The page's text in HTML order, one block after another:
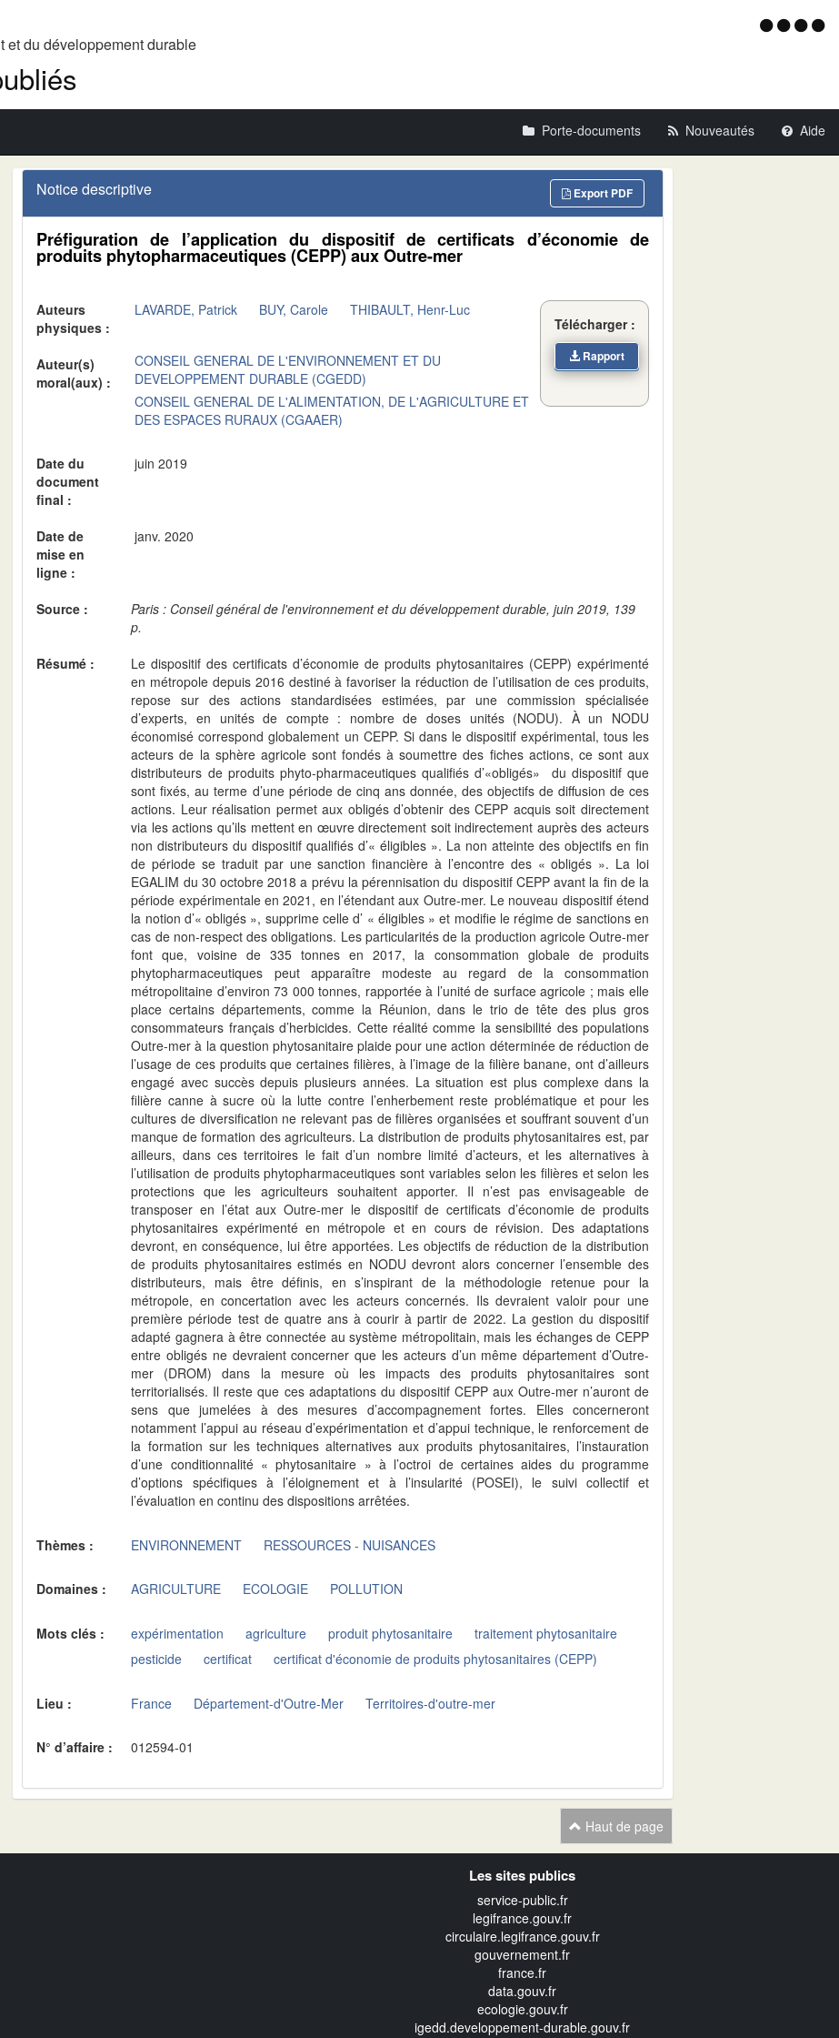
et du développement durable Menu
Porte-documents Nouveautés Aide
Notice descriptive Export PDF
Préfiguration de l’application du dispositif de certificats d’économie de
produits phytopharmaceutiques (CEPP) aux Outre-mer
Auteurs
physiques :
LAVARDE, Patrick BUY, Carole THIBAULT, Henr-Luc
Auteur(s)
moral(aux) :
CONSEIL GENERAL DE L'ENVIRONNEMENT ET DU
DEVELOPPEMENT DURABLE (CGEDD)
CONSEIL GENERAL DE L'ALIMENTATION, DE L'AGRICULTURE ET
DES ESPACES RURAUX (CGAAER)
Date du
document
final :
juin 2019
Date de
mise en
ligne :
janv. 2020
Télécharger :
Rapport
Source :
Paris : Conseil général de l'environnement et du développement durable, juin 2019, 139
p.
Résumé :
Le dispositif des certificats d’économie de produits phytosanitaires (CEPP) expérimenté
en métropole depuis 2016 destiné à favoriser la réduction de l’utilisation de ces produits,
repose sur des actions standardisées estimées, par une commission spécialisée
d’experts, en unités de compte : nombre de doses unités (NODU). À un NODU
économisé correspond globalement un CEPP. Si dans le dispositif expérimental, tous les
acteurs de la sphère agricole sont fondés à soumettre des fiches actions, ce sont aux
distributeurs de produits phyto-pharmaceutiques qualifiés d’«obligés» du dispositif que
sont fixés, au terme d’une période de cinq ans donnée, des objectifs de diffusion de ces
actions. Leur réalisation permet aux obligés d’obtenir des CEPP acquis soit directement
via les actions qu’ils mettent en œuvre directement soit indirectement auprès des acteurs
non distributeurs du dispositif qualifiés d’« éligibles ». La non atteinte des objectifs en fin
de période se traduit par une sanction financière à l’encontre des « obligés ». La loi
EGALIM du 30 octobre 2018 a prévu la pérennisation du dispositif CEPP avant la fin de la
période expérimentale en 2021, en l’étendant aux Outre-mer. Le nouveau dispositif étend
la notion d’« obligés », supprime celle d’ « éligibles » et modifie le régime de sanctions en
cas de non-respect des obligations. Les particularités de la production agricole Outre-mer
font que, voisine de 335 tonnes en 2017, la consommation globale de produits
phytopharmaceutiques peut apparaître modeste au regard de la consommation
métropolitaine d’environ 73 000 tonnes, rapportée à l’unité de surface agricole ; mais elle
place certains départements, comme la Réunion, dans le trio de tête des plus gros
consommateurs français d’herbicides. Cette réalité comme la sensibilité des populations
Outre-mer à la question phytosanitaire plaide pour une action déterminée de réduction de
l’usage de ces produits que certaines filières, à l’image de la filière banane, ont d’ailleurs
engagé avec succès depuis plusieurs années. La situation est plus complexe dans la
filière canne à sucre où la lutte contre l’enherbement reste problématique et pour les
cultures de diversification ne relevant pas de filières organisées et souffrant souvent d’un
manque de formation des agriculteurs. La distribution de produits phytosanitaires est, par
ailleurs, dans ces territoires le fait d’un nombre limité d’acteurs, et les alternatives à
l’utilisation de produits phytopharmaceutiques sont variables selon les filières et selon les
protections que les agriculteurs souhaitent apporter. Il n’est pas envisageable de
transposer en l’état aux Outre-mer le dispositif de certificats d’économie de produits
phytosanitaires expérimenté en métropole et en cours de révision. Des adaptations
devront, en conséquence, lui être apportées. Les objectifs de réduction de la distribution
de produits phytosanitaires estimés en NODU devront alors concerner l’ensemble des
distributeurs, mais être définis, en s’inspirant de la méthodologie retenue pour la
métropole, en concertation avec les acteurs concernés. Ils devraient valoir pour une
première période test de quatre ans à courir à partir de 2022. La gestion du dispositif
adapté gagnera à être connectée au système métropolitain, mais les échanges de CEPP
entre obligés ne devraient concerner que les acteurs d’un même département d’Outre-
mer (DROM) dans la mesure où les impacts des produits phytosanitaires sont
territorialisés. Il reste que ces adaptations du dispositif CEPP aux Outre-mer n’auront de
sens que jumelées à des mesures d’accompagnement fortes. Elles concerneront
notamment l’appui au réseau d’expérimentation et d’appui technique, le renforcement de
la formation sur les techniques alternatives aux produits phytosanitaires, l’instauration
d’une conditionnalité « phytosanitaire » à l’octroi de certaines aides du programme
d’options spécifiques à l’éloignement et à l’insularité (POSEI), le suivi collectif et
l’évaluation en continu des dispositions arrêtées.
Thèmes : ENVIRONNEMENT RESSOURCES - NUISANCES
Domaines : AGRICULTURE ECOLOGIE POLLUTION
Mots clés : expérimentation agriculture produit phytosanitaire
traitement phytosanitaire
pesticide
certificat certificat d'économie de produits phytosanitaires (CEPP)
Lieu : France Département-d'Outre-Mer Territoires-d'outre-mer
N° d’affaire : 012594-01
Haut de page
Les sites publics
service-public.fr
legifrance.gouv.fr
circulaire.legifrance.gouv.fr
gouvernement.fr
france.fr
data.gouv.fr
ecologie.gouv.fr
igedd.developpement-durable.gouv.fr